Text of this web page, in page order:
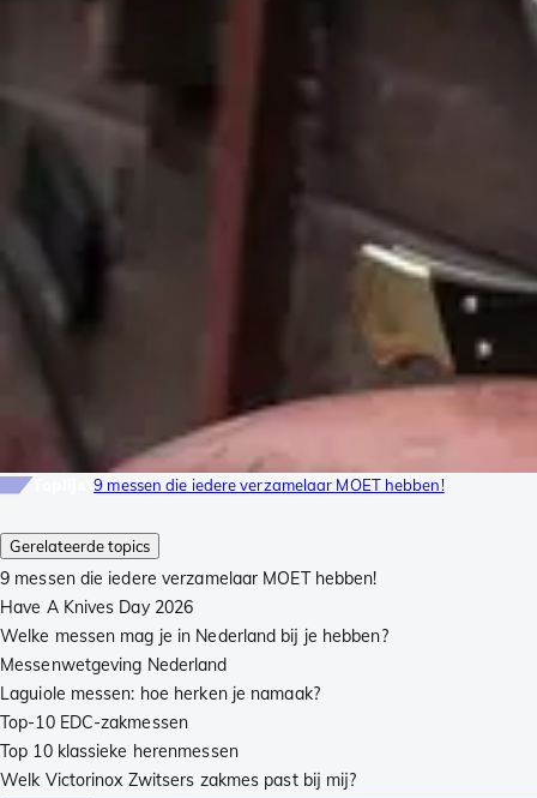
Gerelateerde topics
9 messen die iedere verzamelaar MOET hebben!
Have A Knives Day 2026
Welke messen mag je in Nederland bij je hebben?
Messenwetgeving Nederland
Laguiole messen: hoe herken je namaak?
Top-10 EDC-zakmessen
Top 10 klassieke herenmessen
Welk Victorinox Zwitsers zakmes past bij mij?
Toplijst9 messen die iedere verzamelaar MOET hebben!